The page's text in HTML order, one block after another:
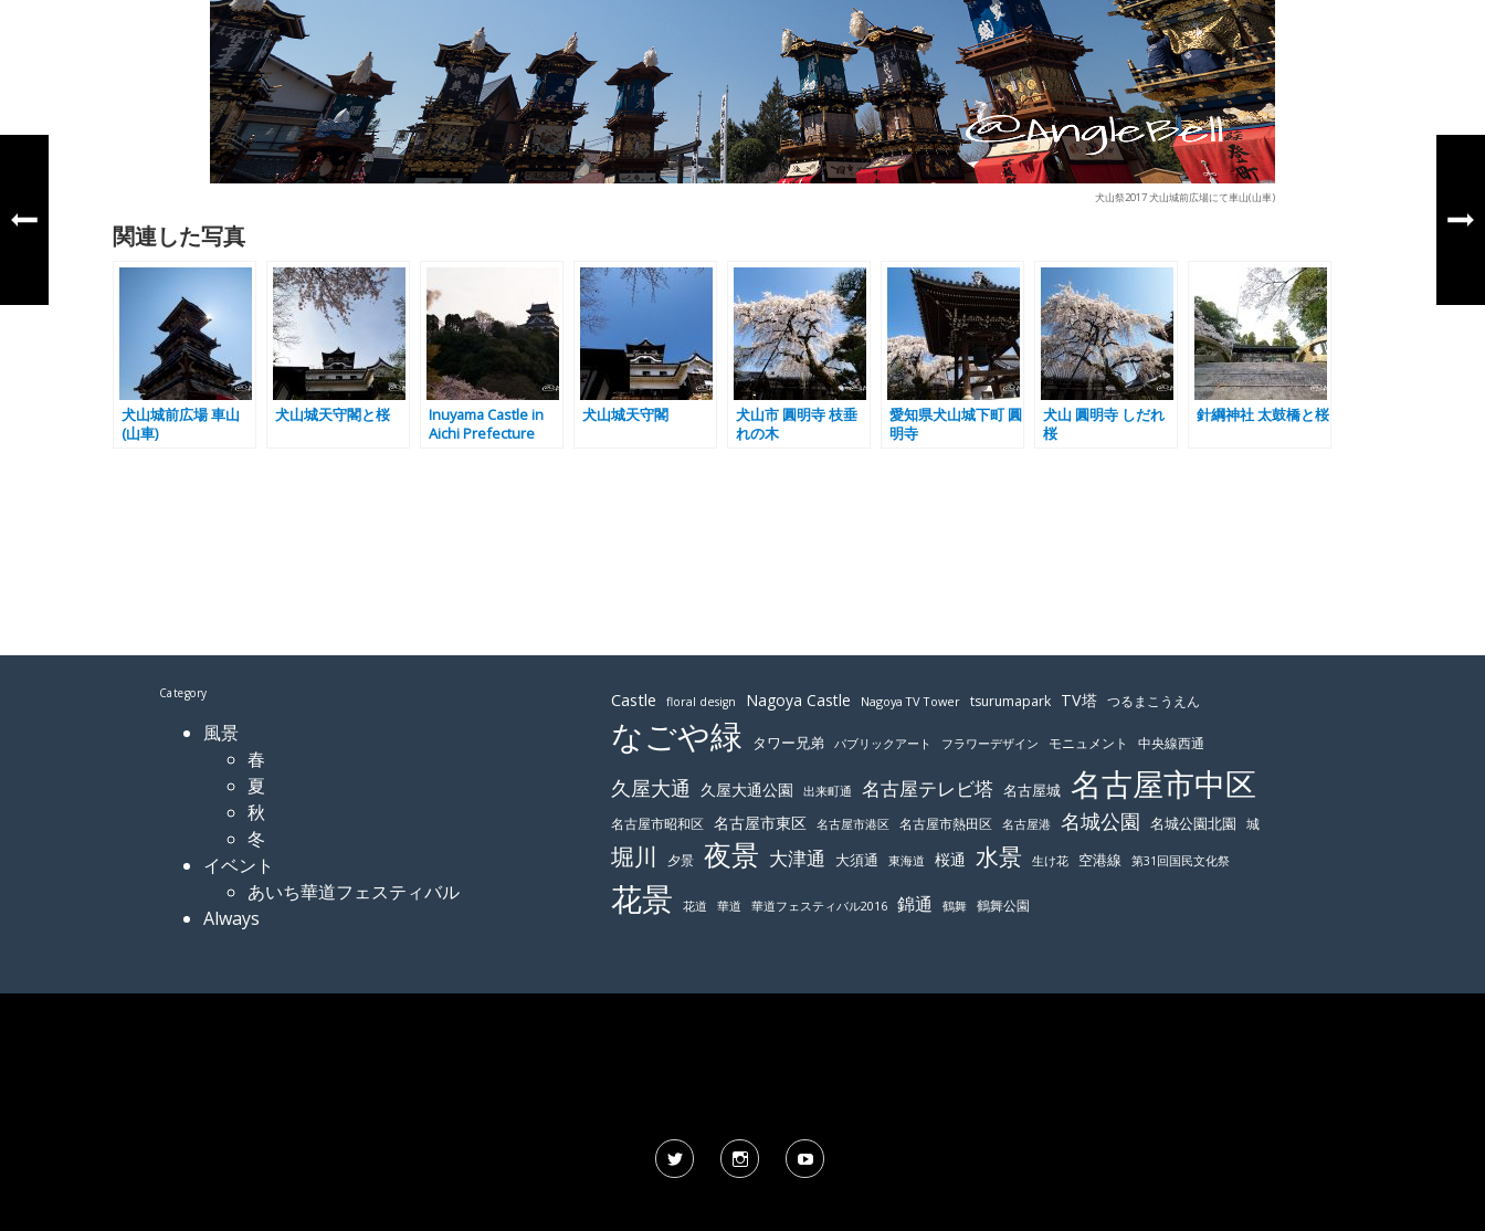
犬山祭2017 犬山城前広場にて車山(山車)
関連した写真
犬山城前広場 車山
(山車)
犬山城天守閣と桜
Inuyama Castle in
Aichi Prefecture
犬山城天守閣
犬山市 圓明寺 枝垂
れの木
愛知県犬山城下町 圓
明寺
犬山 圓明寺 しだれ
桜
針綱神社 太鼓橋と桜
Category
風景
春
夏
秋
冬
イベント
あいち華道フェスティバル
Always
Castle floral design Nagoya Castle Nagoya TV Tower tsurumapark TV塔 つるまこうえん
なごや緑 タワー兄弟 パブリックアート フラワーデザイン モニュメント 中央線西通
久屋大通 久屋大通公園 出来町通 名古屋テレビ塔 名古屋城 名古屋市中区
名古屋市昭和区 名古屋市東区 名古屋市港区 名古屋市熱田区 名古屋港 名城公園 名城公園北園 城
堀川 夕景 夜景 大津通 大須通 東海道 桜通 水景 生け花 空港線 第31回国民文化祭
花景 花道 華道 華道フェスティバル2016 錦通 鶴舞 鶴舞公園